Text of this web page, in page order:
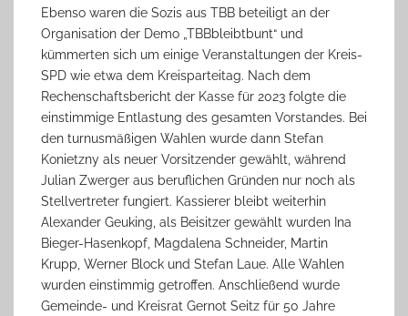
Ebenso waren die Sozis aus TBB beteiligt an der
Organisation der Demo „TBBbleibtbunt“ und
kümmerten sich um einige Veranstaltungen der Kreis-
SPD wie etwa dem Kreisparteitag. Nach dem
Rechenschaftsbericht der Kasse für 2023 folgte die
einstimmige Entlastung des gesamten Vorstandes. Bei
den turnusmäßigen Wahlen wurde dann Stefan
Konietzny als neuer Vorsitzender gewählt, während
Julian Zwerger aus beruflichen Gründen nur noch als
Stellvertreter fungiert. Kassierer bleibt weiterhin
Alexander Geuking, als Beisitzer gewählt wurden Ina
Bieger-Hasenkopf, Magdalena Schneider, Martin
Krupp, Werner Block und Stefan Laue. Alle Wahlen
wurden einstimmig getroffen. Anschließend wurde
Gemeinde- und Kreisrat Gernot Seitz für 50 Jahre